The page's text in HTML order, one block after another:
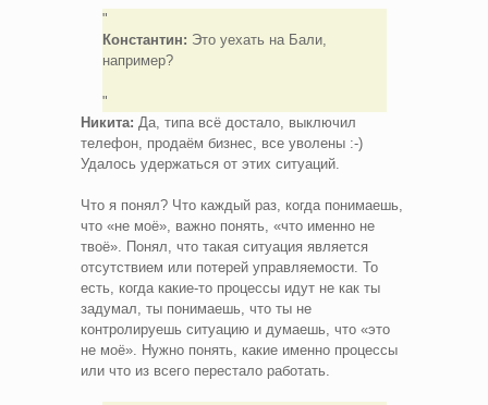
Константин: Это уехать на Бали,
например?
Никита: Да, типа всё достало, выключил
телефон, продаём бизнес, все уволены :-)
Удалось удержаться от этих ситуаций.
Что я понял? Что каждый раз, когда понимаешь,
что «не моё», важно понять, «что именно не
твоё». Понял, что такая ситуация является
отсутствием или потерей управляемости. То
есть, когда какие-то процессы идут не как ты
задумал, ты понимаешь, что ты не
контролируешь ситуацию и думаешь, что «это
не моё». Нужно понять, какие именно процессы
или что из всего перестало работать.